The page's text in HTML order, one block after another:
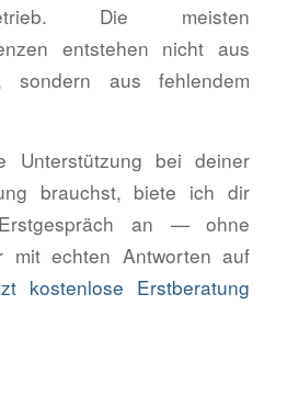
Die meisten
entstehen nicht aus
sondern aus fehlendem
Unterstützung bei deiner
brauchst, biete ich dir
an — ohne
mit echten Antworten auf
kostenlose Erstberatung